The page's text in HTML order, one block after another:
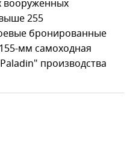
вооруженных
255
бронированные
мм самоходная
производства